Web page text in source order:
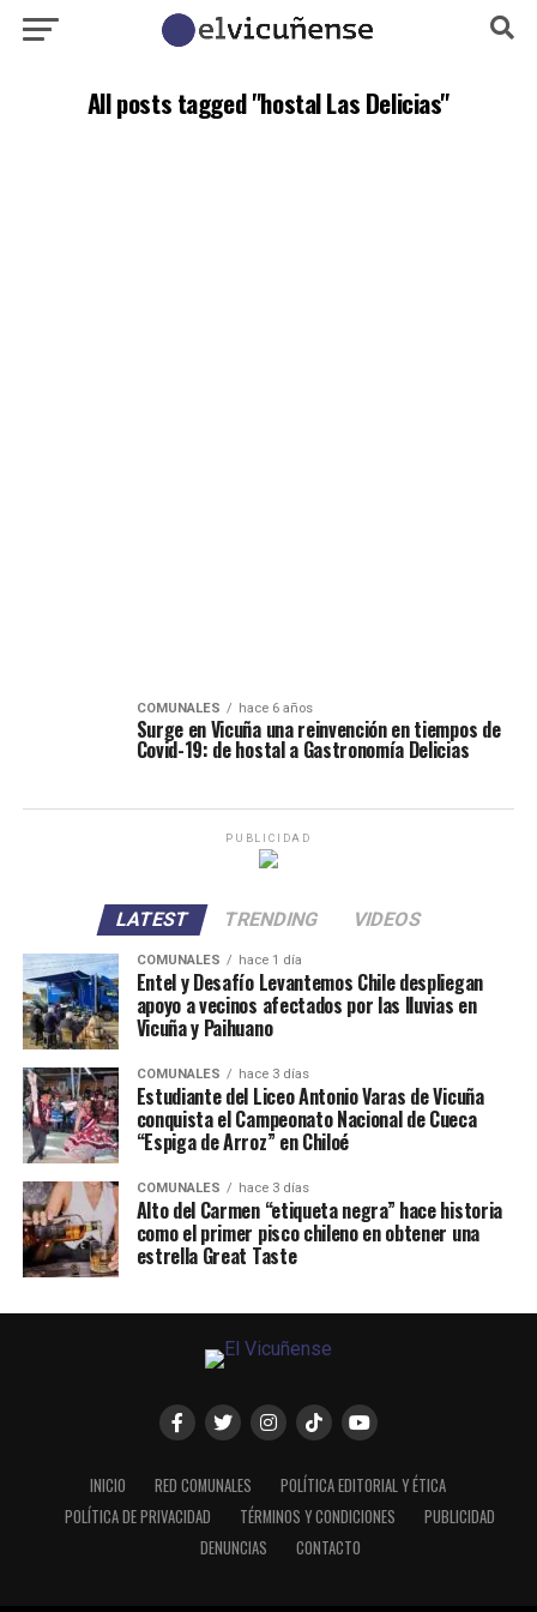
All posts tagged "hostal Las Delicias"
COMUNALES hace 6 años
Surge en Vicuña una reinvención en tiempos de
Covid-19: de hostal a Gastronomía Delicias
PUBLICIDAD
LATEST TRENDING VIDEOS
COMUNALES hace 1 día
Entel y Desafío Levantemos Chile despliegan
apoyo a vecinos afectados por las lluvias en
Vicuña y Paihuano
COMUNALES hace 3 días
Estudiante del Liceo Antonio Varas de Vicuña
conquista el Campeonato Nacional de Cueca
“Espiga de Arroz” en Chiloé
COMUNALES hace 3 días
Alto del Carmen “etiqueta negra” hace historia
como el primer pisco chileno en obtener una
estrella Great Taste
INICIO RED COMUNALES
POLÍTICA EDITORIAL Y ÉTICA
POLÍTICA DE PRIVACIDAD
TÉRMINOS Y CONDICIONES
PUBLICIDAD
DENUNCIAS
CONTACTO